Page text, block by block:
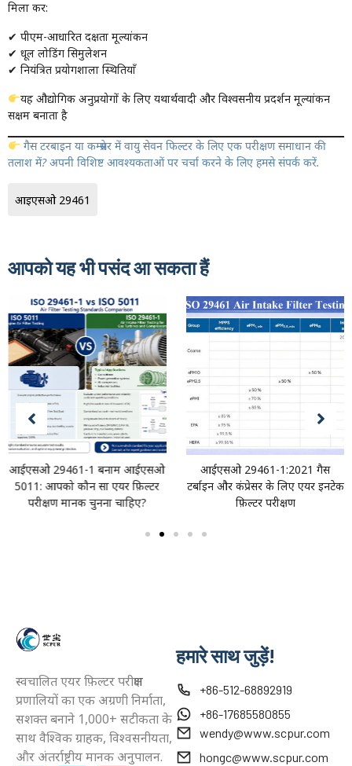
मिला कर:
✔ पीएम-आधारित दक्षता मूल्यांकन
✔ धूल लोडिंग सिमुलेशन
✔ नियंत्रित प्रयोगशाला स्थितियाँ
यह औद्योगिक अनुप्रयोगों के लिए यथार्थवादी और विश्वसनीय प्रदर्शन मूल्यांकन
सक्षम बनाता है
गैस टरबाइन या कम्प्रेसर में वायु सेवन फिल्टर के लिए एक परीक्षण समाधान की
तलाश में? अपनी विशिष्ट आवश्यकताओं पर चर्चा करने के लिए हमसे संपर्क करें.
आईएसओ 29461
आपको यह भी पसंद आ सकता हैं
आईएसओ 29461-1 बनाम आईएसओ
5011: आपको कौन सा एयर फ़िल्टर
परीक्षण मानक चुनना चाहिए?
आईएसओ 29461-1:2021 गैस
टर्बाइन और कंप्रेसर के लिए एयर इनटेक
फ़िल्टर परीक्षण
स्वचालित एयर फ़िल्टर परीक्षण
प्रणालियों का एक अग्रणी निर्माता,
सशक्त बनाने 1,000+ सटीकता के
साथ वैश्विक ग्राहक, विश्वसनीयता,
और अंतर्राष्ट्रीय मानक अनुपालन.
हमारे साथ जुड़ें!
+86-512-68892919
+86-17685580855
wendy@www.scpur.com
hongc@www.scpur.com